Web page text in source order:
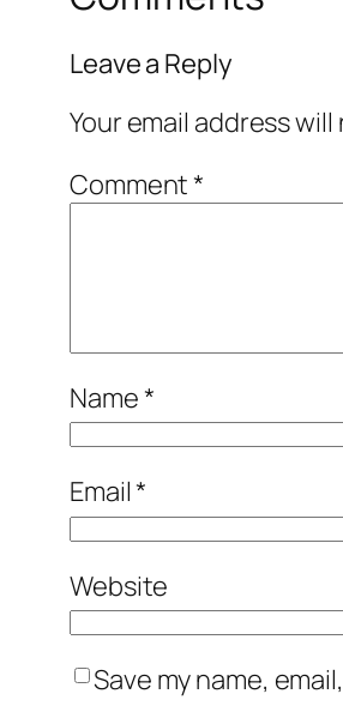
Leave a Reply
Your email address
Comment*
Name*
Email*
Website
Save my name,